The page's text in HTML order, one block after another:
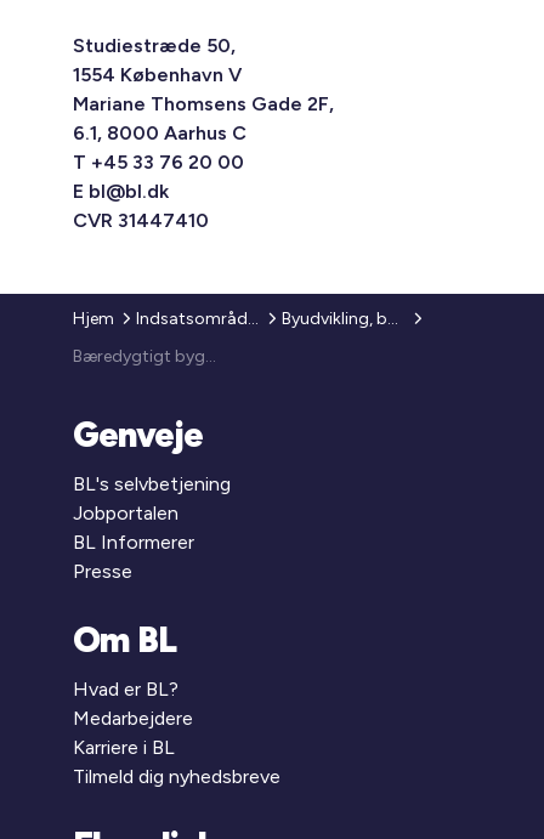
Studiestræde 50,
1554 København V
Mariane Thomsens Gade 2F,
6.1, 8000 Aarhus C
T +45 33 76 20 00
E bl@bl.dk
CVR 31447410
Hjem Indsatsområder
Byudvikling, byggeri og renovering
Bæredygtigt byggeri
Genveje
BL's selvbetjening
Jobportalen
BL Informerer
Presse
Om BL
Hvad er BL?
Medarbejdere
Karriere i BL
Tilmeld dig nyhedsbreve